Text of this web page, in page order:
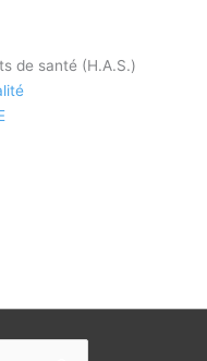
de santé (H.A.S.)